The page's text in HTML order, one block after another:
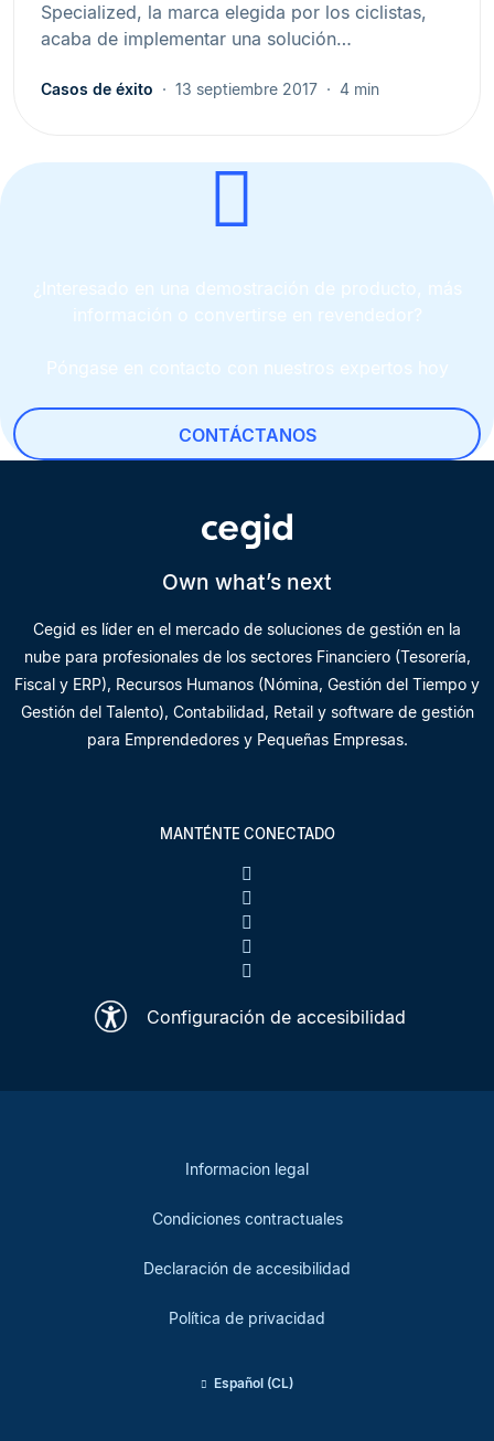
Specialized, la marca elegida por los ciclistas,
acaba de implementar una solución…
Casos de éxito 13 septiembre 2017 4 min
¿Interesado en una demostración de producto, más
información o convertirse en revendedor?
Póngase en contacto con nuestros expertos hoy
CONTÁCTANOS
Own what’s next
Cegid es líder en el mercado de soluciones de gestión en la
nube para profesionales de los sectores Financiero (Tesorería,
Fiscal y ERP), Recursos Humanos (Nómina, Gestión del Tiempo y
Gestión del Talento), Contabilidad, Retail y software de gestión
para Emprendedores y Pequeñas Empresas.
MANTÉNTE CONECTADO
Configuración de accesibilidad
Informacion legal
Condiciones contractuales
Declaración de accesibilidad
Política de privacidad
Español (CL)